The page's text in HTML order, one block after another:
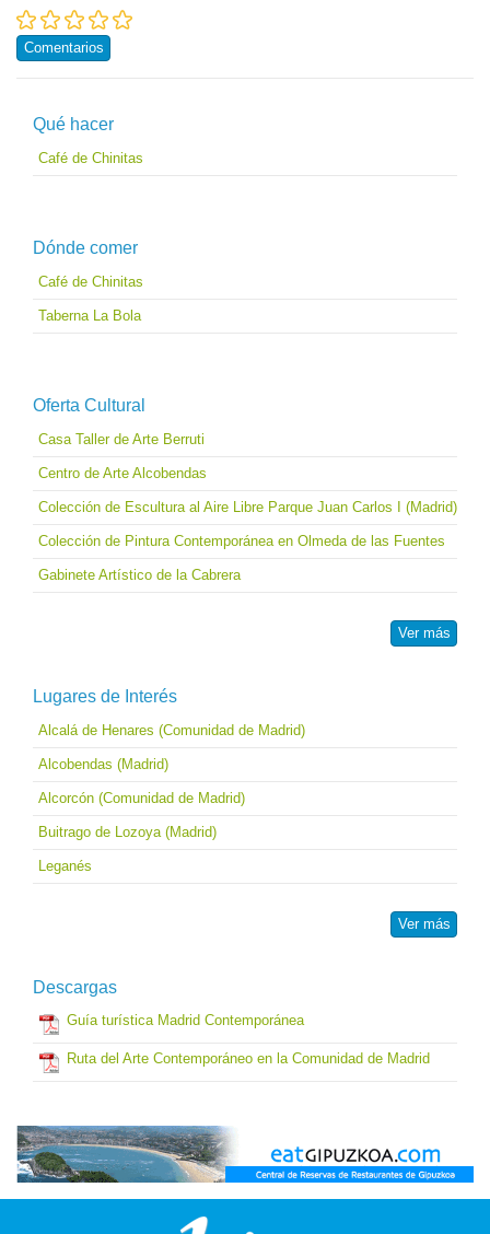
Comentarios
Qué hacer
Café de Chinitas
Dónde comer
Café de Chinitas
Taberna La Bola
Oferta Cultural
Casa Taller de Arte Berruti
Centro de Arte Alcobendas
Colección de Escultura al Aire Libre Parque Juan Carlos I (Madrid)
Colección de Pintura Contemporánea en Olmeda de las Fuentes
Gabinete Artístico de la Cabrera
Ver más
Lugares de Interés
Alcalá de Henares (Comunidad de Madrid)
Alcobendas (Madrid)
Alcorcón (Comunidad de Madrid)
Buitrago de Lozoya (Madrid)
Leganés
Ver más
Descargas
Guía turística Madrid Contemporánea
Ruta del Arte Contemporáneo en la Comunidad de Madrid